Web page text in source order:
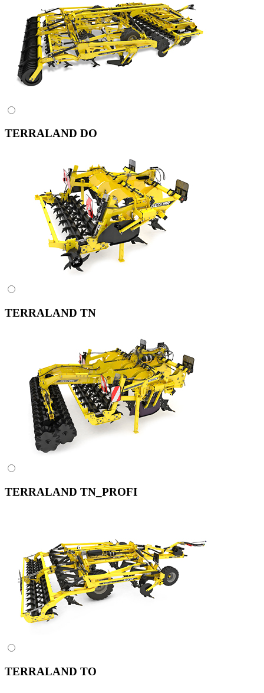
TERRALAND DO
TERRALAND TN
TERRALAND TN_PROFI
TERRALAND TO